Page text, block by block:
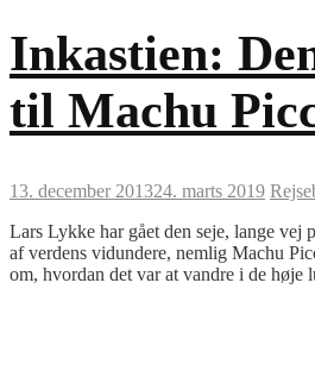
Inkastien:
til Machu
13. december 201324. marts 2019
Lars Lykke har gået den seje, lange vej
af verdens vidundere, nemlig Machu
om, hvordan det var at vandre i de høje